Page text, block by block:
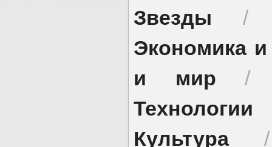
Звезды
Экономика
и мир
Технологии
Культура